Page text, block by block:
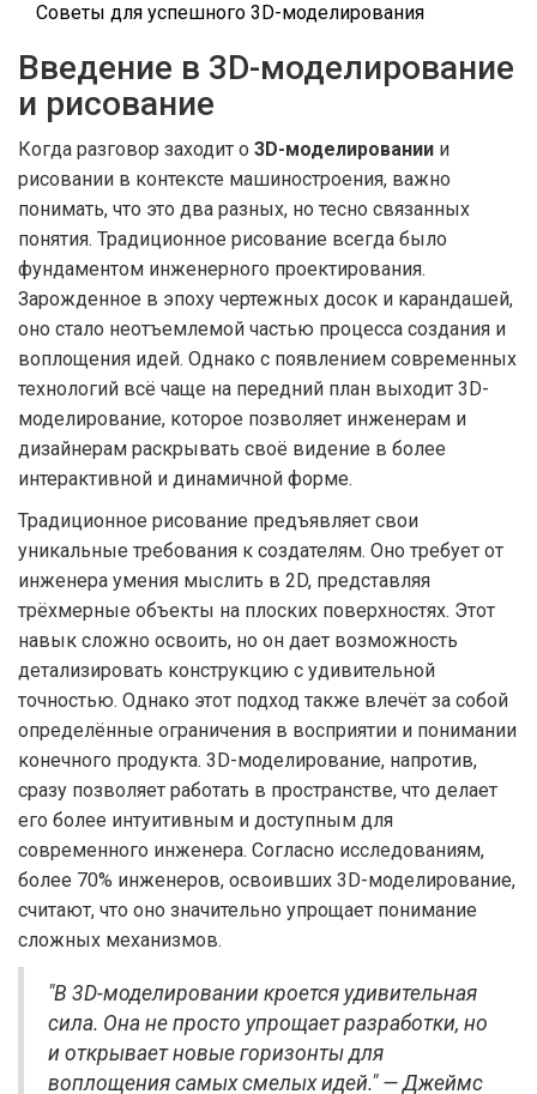
Советы для успешного 3D-моделирования
Введение в 3D-моделирование
и рисование
Когда разговор заходит о 3D-моделировании и
рисовании в контексте машиностроения, важно
понимать, что это два разных, но тесно связанных
понятия. Традиционное рисование всегда было
фундаментом инженерного проектирования.
Зарожденное в эпоху чертежных досок и карандашей,
оно стало неотъемлемой частью процесса создания и
воплощения идей. Однако с появлением современных
технологий всё чаще на передний план выходит 3D-
моделирование, которое позволяет инженерам и
дизайнерам раскрывать своё видение в более
интерактивной и динамичной форме.
Традиционное рисование предъявляет свои
уникальные требования к создателям. Оно требует от
инженера умения мыслить в 2D, представляя
трёхмерные объекты на плоских поверхностях. Этот
навык сложно освоить, но он дает возможность
детализировать конструкцию с удивительной
точностью. Однако этот подход также влечёт за собой
определённые ограничения в восприятии и понимании
конечного продукта. 3D-моделирование, напротив,
сразу позволяет работать в пространстве, что делает
его более интуитивным и доступным для
современного инженера. Согласно исследованиям,
более 70% инженеров, освоивших 3D-моделирование,
считают, что оно значительно упрощает понимание
сложных механизмов.
"В 3D-моделировании кроется удивительная
сила. Она не просто упрощает разработки, но
и открывает новые горизонты для
воплощения самых смелых идей." — Джеймс